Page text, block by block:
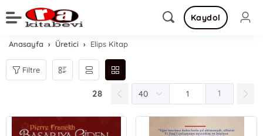
Kaydol
Anasayfa Üretici Elips Kitap
Filtre
28 1